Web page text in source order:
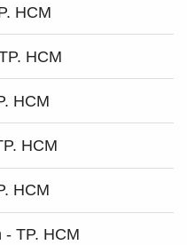
HCM
HCM
HCM
HCM
HCM
TP. HCM